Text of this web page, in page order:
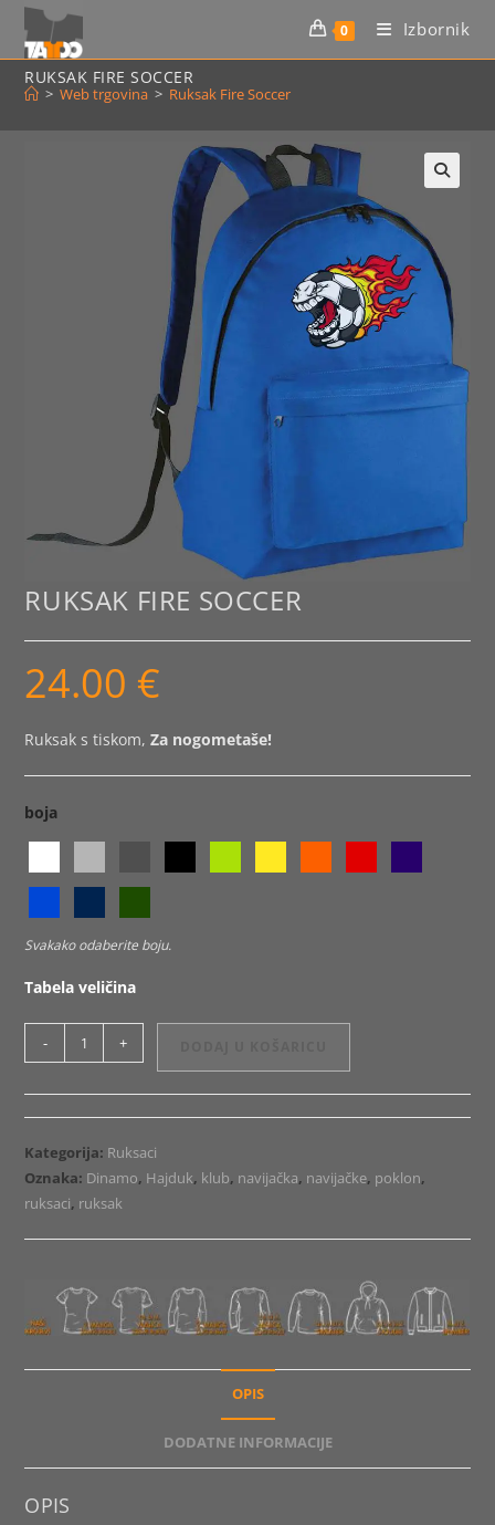
Preskoči
sadržaj
0 Izbornik
RUKSAK FIRE SOCCER
> Web trgovina > Ruksak Fire Soccer
RUKSAK FIRE SOCCER
24.00 €
Ruksak s tiskom,Za nogometaše!
boja
Svakako odaberite boju.
Tabela veličina
Fire
Soccer
količina
- +
Kategorija: Ruksaci
Oznaka: Dinamo, Hajduk, klub, navijačka, navijačke, poklon,
ruksaci, ruksak
OPIS
DODATNE INFORMACIJE
OPIS